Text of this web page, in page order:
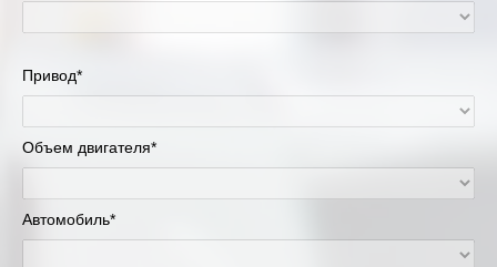
Привод*
Объем двигателя*
Автомобиль*